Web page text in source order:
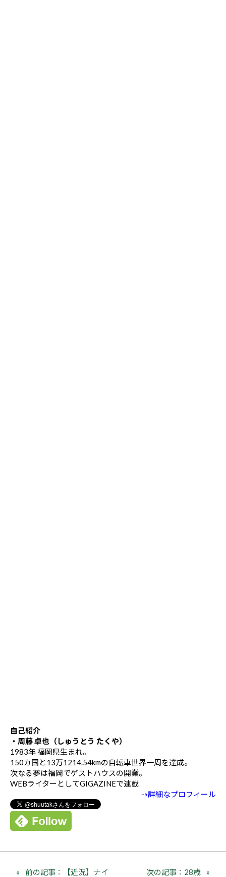
自己紹介
・周藤 卓也（しゅうとう たくや）
1983年 福岡県生まれ。
150カ国と13万1214.54kmの自転車世界一周を達成。
次なる夢は福岡でゲストハウスの開業。
WEBライターとしてGIGAZINEで連載
⇢詳細なプロフィール
前の記事：【近況】ナイ
次の記事：28歳